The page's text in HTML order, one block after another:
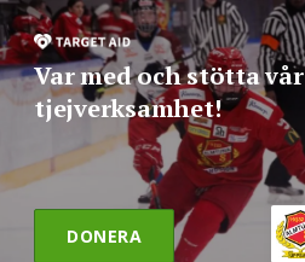
Var med och stötta vår
tjejverksamhet!
DONERA